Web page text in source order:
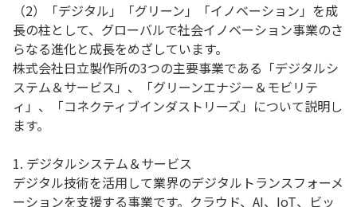
（2）「デジタル」「グリーン」「イノベーション」を成
長の柱として、グローバルで社会イノベーション事業のさ
らなる進化と成長をめざしています。
株式会社日立製作所の3つの主要事業である「デジタルシ
ステム＆サービス」、「グリーンエナジー＆モビリテ
ィ」、「コネクティブインダストリーズ」について説明し
ます。
1. デジタルシステム＆サービス
デジタル技術を活用して業界のデジタルトランスフォーメ
ーションを支援する事業です。クラウド、AI、IoT、ビッ